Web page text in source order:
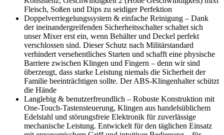
Fleisch, Soßen und Dips zu seidiger Perfektion
Doppelverriegelungssystem & einfache Reinigung – Dank
der ineinandergreifenden Sicherheitsschalter schaltet sich
unser Mixer erst ein, wenn Behälter und Deckel perfekt
verschlossen sind. Dieser Schutz nach Militärstandard
verhindert versehentliches Starten und schafft eine physische
Barriere zwischen Klingen und Fingern – denn wir sind
überzeugt, dass starke Leistung niemals die Sicherheit der
Familie beeinträchtigen sollte. Der ABS-Klingenhalter schützt
die Hände
Langlebig & benutzerfreundlich – Robuste Konstruktion mit
One-Touch-Tastensteuerung, Klingen aus handelsüblichem
Edelstahl und störungsfreie Elektronik für zuverlässige
mechanische Leistung. Entwickelt für den täglichen Einsatz